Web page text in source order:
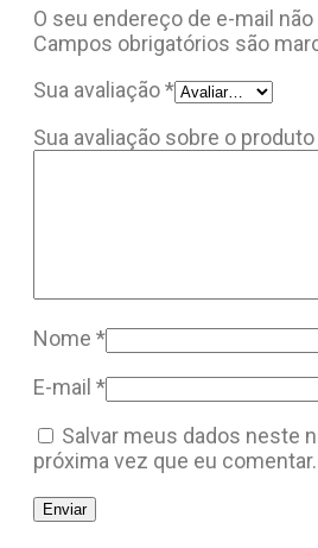
O seu endereço de e-mail
Campos obrigatórios são
Sua avaliação*
Sua avaliação sobre o produto
Nome *
E-mail *
Salvar meus dados neste
próxima vez que eu comentar.